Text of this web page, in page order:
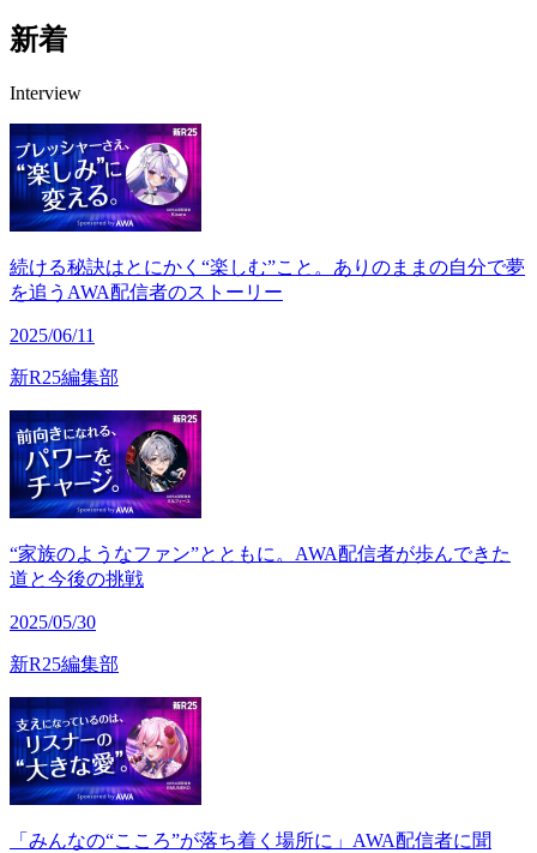
新着
Interview
続ける秘訣はとにかく“楽しむ”こと。ありのままの自分で夢
を追うAWA配信者のストーリー
2025/06/11
新R25編集部
“家族のようなファン”とともに。AWA配信者が歩んできた
道と今後の挑戦
2025/05/30
新R25編集部
「みんなの“こころ”が落ち着く場所に」AWA配信者に聞